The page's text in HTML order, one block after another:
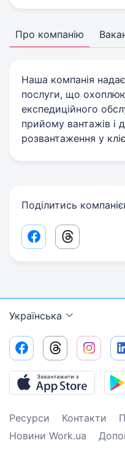
Про компанію
Наша компанія
послуги, що
експедиційного
прийому вантажів і
розвантаження у
Поділитись
Facebook share link
Threads
Українська
Ресурси Контакти
Новини Work.ua